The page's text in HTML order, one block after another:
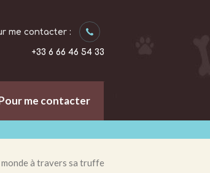
me contacter :
+33 6 66 46 54 33
me contacter
à travers sa truffe